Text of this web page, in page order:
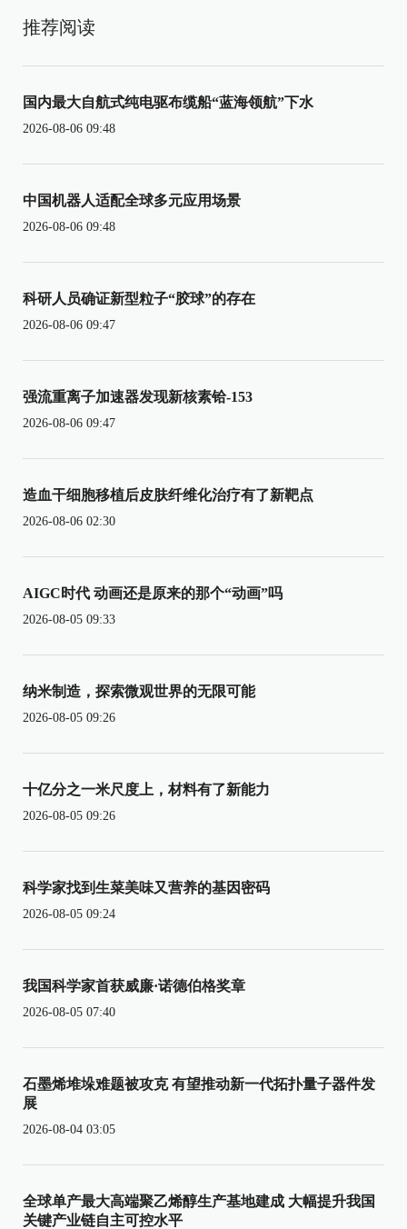
推荐阅读
国内最大自航式纯电驱布缆船“蓝海领航”下水
2026-08-06 09:48
中国机器人适配全球多元应用场景
2026-08-06 09:48
科研人员确证新型粒子“胶球”的存在
2026-08-06 09:47
强流重离子加速器发现新核素铪-153
2026-08-06 09:47
造血干细胞移植后皮肤纤维化治疗有了新靶点
2026-08-06 02:30
AIGC时代 动画还是原来的那个“动画”吗
2026-08-05 09:33
纳米制造，探索微观世界的无限可能
2026-08-05 09:26
十亿分之一米尺度上，材料有了新能力
2026-08-05 09:26
科学家找到生菜美味又营养的基因密码
2026-08-05 09:24
我国科学家首获威廉·诺德伯格奖章
2026-08-05 07:40
石墨烯堆垛难题被攻克 有望推动新一代拓扑量子器件发
展
2026-08-04 03:05
全球单产最大高端聚乙烯醇生产基地建成 大幅提升我国
关键产业链自主可控水平